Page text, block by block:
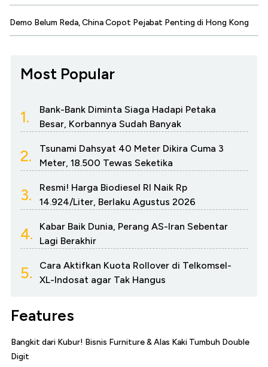
Demo Belum Reda, China Copot Pejabat Penting di Hong Kong
Most Popular
1.
Bank-Bank Diminta Siaga Hadapi Petaka
Besar, Korbannya Sudah Banyak
2.
Tsunami Dahsyat 40 Meter Dikira Cuma 3
Meter, 18.500 Tewas Seketika
3.
Resmi! Harga Biodiesel RI Naik Rp
14.924/Liter, Berlaku Agustus 2026
4.
Kabar Baik Dunia, Perang AS-Iran Sebentar
Lagi Berakhir
5.
Cara Aktifkan Kuota Rollover di Telkomsel-
XL-Indosat agar Tak Hangus
Features
Bangkit dari Kubur! Bisnis Furniture & Alas Kaki Tumbuh Double
Digit